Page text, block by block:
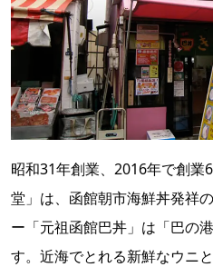
昭和31年創業、2016年で創業
堂」は、函館朝市海鮮丼発祥
ー「元祖函館巴丼」は「巴の
す。近海でとれる新鮮なウニ